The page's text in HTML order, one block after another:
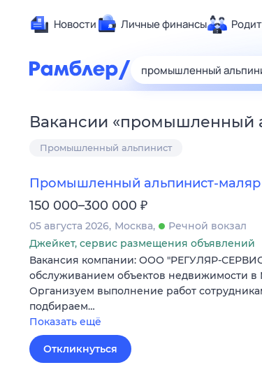
Новости Личные финансы
Вакансии «промышленный
Промышленный альпинист
Промышленный альпинист-маляр
150 000–300 000 ₽
05 августа 2026 Москва
Речной вокзал
Джейкет, сервис размещения объявлений
Вакансия компании: ООО "РЕГУЛЯР-
обслуживанием объектов недвижимости в
Организуем выполнение работ
подбираем…
Показать ещё
Откликнуться